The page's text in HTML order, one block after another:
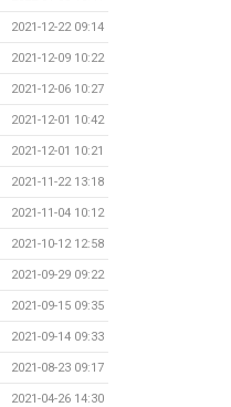
2021-12-22 09:14
2021-12-09 10:22
2021-12-06 10:27
2021-12-01 10:42
2021-12-01 10:21
2021-11-22 13:18
2021-11-04 10:12
2021-10-12 12:58
2021-09-29 09:22
2021-09-15 09:35
2021-09-14 09:33
2021-08-23 09:17
2021-04-26 14:30